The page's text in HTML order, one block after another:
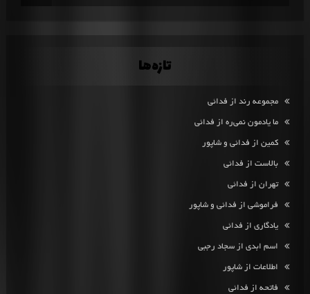
تازه‌ها
مجموعه رند از فدائی
ما یادمون نمی‌ره از فدائی
کمین از فدائی و شاپور
بالاست از فدائی
تهران از فدائی
فراموشی از فدائی و شاپور
یادگاری از فدائی
اسم ابدی از سجاد رجبی
اطلاعات از شاپور
فاتحه از فدائی